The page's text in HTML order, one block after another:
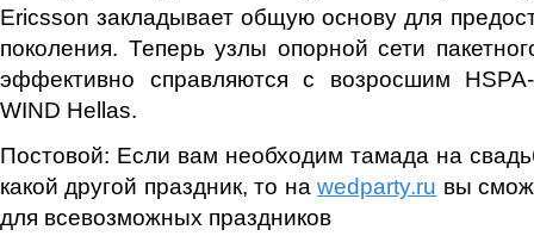
Ericsson закладывает общую основу для
поколения. Теперь узлы опорной сети
эффективно справляются с возросшим
WIND Hellas.
Постовой: Если вам необходим тамада на
какой другой праздник, то наwedparty.ru вы
для всевозможных праздников